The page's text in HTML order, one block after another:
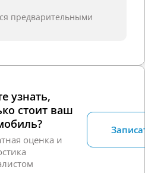
предварительными
узнать,
стоит ваш
оценка и